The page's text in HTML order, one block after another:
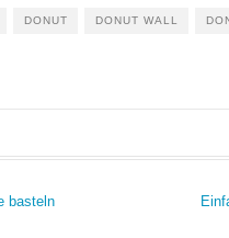
DONUT DONUT WALL
basteln